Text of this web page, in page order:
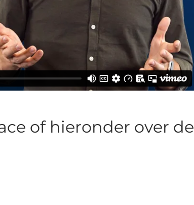
of hieronder over de